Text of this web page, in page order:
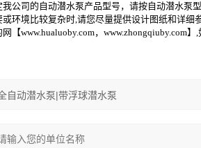
公司的 自动潜水泵产品型号，请按自动潜水泵
环境比较复杂时,请您尽量提供设计图纸和详细
【www.hualuoby.com，www.zhongqiuby.com